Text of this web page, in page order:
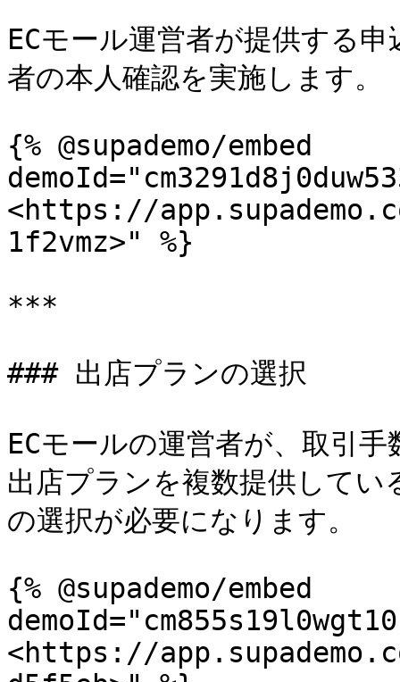
ECモール運営者が提供する
者の本人確認を実施します。
{% @supademo/embed
<https://
1f2vmz>" %}
***
### 出店プランの選択
ECモールの運営者が、取引
出店プランを複数提供して
の選択が必要になります。
{% @supademo/embed
<https://